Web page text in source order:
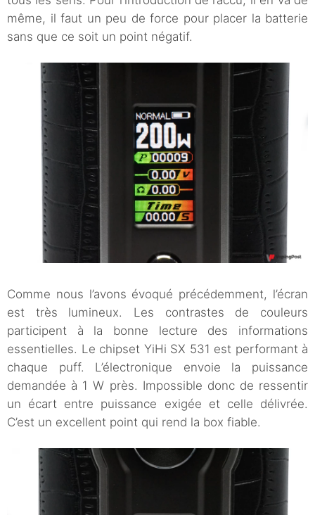
même, il faut un peu de force pour placer la batterie
sans que ce soit un point négatif.
Comme nous l’avons évoqué précédemment, l’écran
est très lumineux. Les contrastes de couleurs
participent à la bonne lecture des informations
essentielles. Le chipset YiHi SX 531 est performant à
chaque puff. L’électronique envoie la puissance
demandée à 1 W près. Impossible donc de ressentir
un écart entre puissance exigée et celle délivrée.
C’est un excellent point qui rend la box fiable.